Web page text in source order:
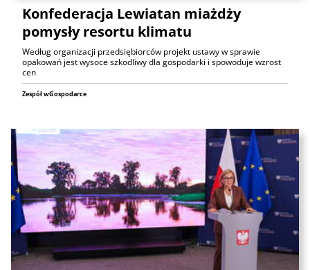
Konfederacja Lewiatan miażdży
pomysły resortu klimatu
Według organizacji przedsiębiorców projekt ustawy w sprawie
opakowań jest wysoce szkodliwy dla gospodarki i spowoduje wzrost
cen
Zespół wGospodarce